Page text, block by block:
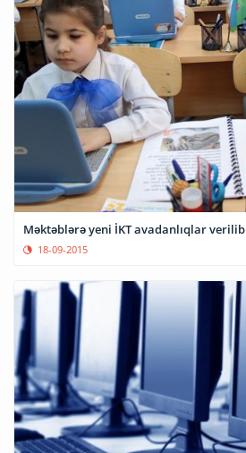
Məktəblərə yeni İKT avadanlıqlar verilib
18-09-2015